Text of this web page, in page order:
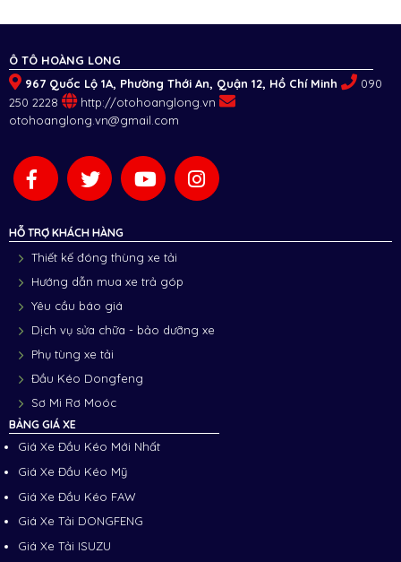
Ô TÔ HOÀNG LONG
967 Quốc Lộ 1A, Phường Thới An, Quận 12, Hồ Chí Minh
090
250 2228
http://otohoanglong.vn
otohoanglong.vn@gmail.com
HỖ TRỢ KHÁCH HÀNG
Thiết kế đóng thùng xe tải
Hướng dẫn mua xe trả góp
Yêu cầu báo giá
Dịch vụ sửa chữa - bảo dưỡng xe
Phụ tùng xe tải
Đầu Kéo Dongfeng
Sơ Mi Rơ Moóc
BẢNG GIÁ XE
Giá Xe Đầu Kéo Mới Nhất
Giá Xe Đầu Kéo Mỹ
Giá Xe Đầu Kéo FAW
Giá Xe Tải DONGFENG
Giá Xe Tải ISUZU